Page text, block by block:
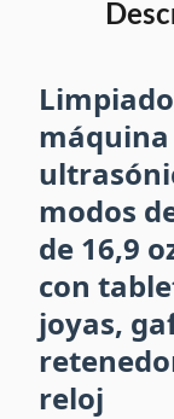
modos
de 16,9
con
joyas,
reloj